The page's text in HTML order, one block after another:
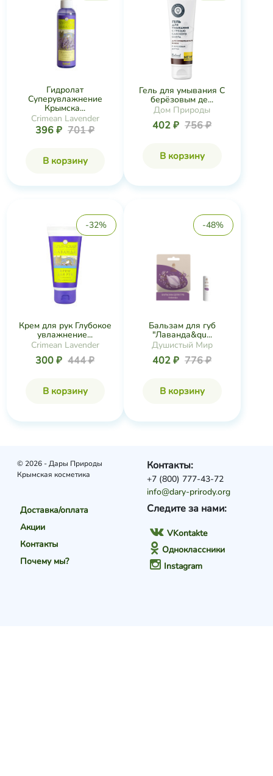
Гидролат
Суперувлажнение
Крымска...
Crimean Lavender
396 ₽ 701 ₽
В корзину
Гель для умывания С
берёзовым де...
Дом Природы
402 ₽ 756 ₽
В корзину
-32%
Крем для рук Глубокое
увлажнение...
Crimean Lavender
300 ₽ 444 ₽
В корзину
-48%
Бальзам для губ
"Лаванда&qu...
Душистый Мир
402 ₽ 776 ₽
В корзину
© 2026 - Дары Природы
Крымская косметика
Доставка/оплата
Акции
Контакты
Почему мы?
Следите за нами:
VKontakte
Одноклассники
Instagram
Контакты:
+7 (800) 777-43-72
info@dary-prirody.org